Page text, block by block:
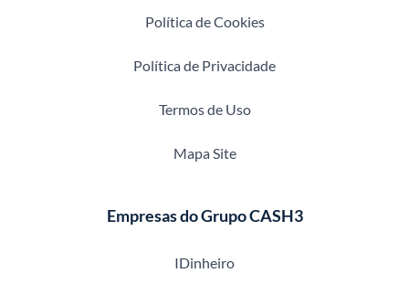
Política de Cookies
Política de Privacidade
Termos de Uso
Mapa Site
Empresas do Grupo CASH3
IDinheiro